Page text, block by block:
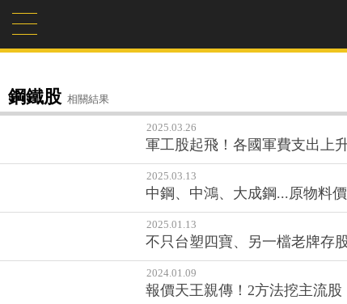
鋼鐵股 相關結果
2025.03.26
軍工股起飛！各國軍費支出上
2025.03.13
中鋼、中鴻、大成鋼...原物料
2025.01.13
不只台塑四寶、另一檔老牌存
2024.01.09
報價天王親傳！2方法挖主流股